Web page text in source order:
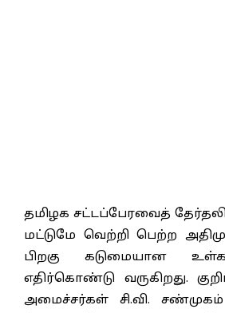
தமிழக சட்டப்பேரவைத்
மட்டுமே வெற்றி பெற்ற
பிறகு கடுமையான
எதிர்கொண்டு வருகிறது.
அமைச்சர்கள் சி.வி.